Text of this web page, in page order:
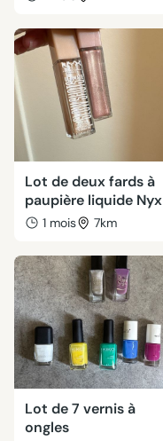
Lot de deux fards à
paupière liquide Nyx
1 mois 7km
Lot de 7 vernis à
ongles